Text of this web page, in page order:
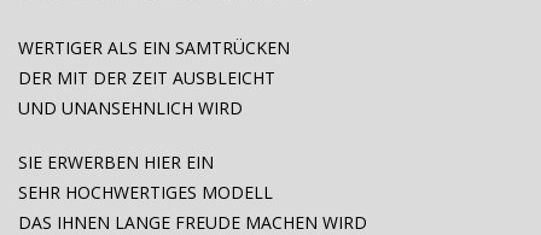
WERTIGER ALS EIN SAMTRÜCKEN
DER MIT DER ZEIT AUSBLEICHT
UND UNANSEHNLICH WIRD
SIE ERWERBEN HIER EIN
SEHR HOCHWERTIGES MODELL
DAS IHNEN LANGE FREUDE MACHEN WIRD